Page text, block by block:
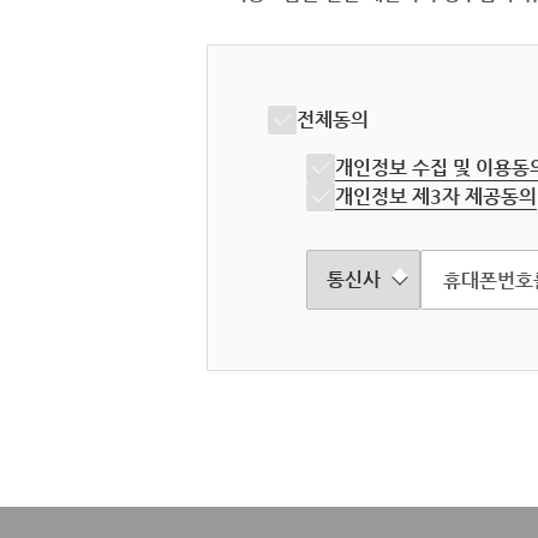
전체동의
개인정보 수집 및 이용동
개인정보 제3자 제공동의